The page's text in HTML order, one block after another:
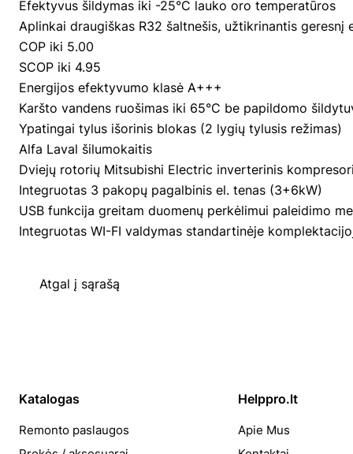
Efektyvus šildymas iki -25°C lauko oro temperatūros
Aplinkai draugiškas R32 šaltnešis, užtikrinantis geresnį
COP iki 5.00
SCOP iki 4.95
Energijos efektyvumo klasė A+++
Karšto vandens ruošimas iki 65°C be papildomo
Ypatingai tylus išorinis blokas (2 lygių tylusis režimas)
Alfa Laval šilumokaitis
Dviejų rotorių Mitsubishi Electric inverterinis
Integruotas 3 pakopų pagalbinis el. tenas (3+6kW)
USB funkcija greitam duomenų perkėlimui paleidimo
Integruotas WI-FI valdymas standartinėje
Atgal į sąrašą
Katalogas
Remonto paslaugos
Helppro.lt
Apie Mus